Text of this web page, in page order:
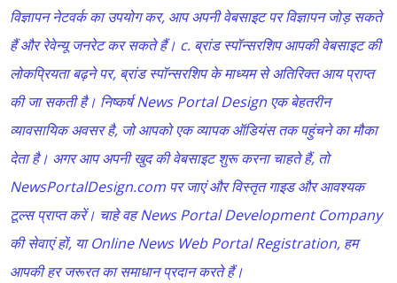
विज्ञापन नेटवर्क का उपयोग कर, आप अपनी वेबसाइट पर विज्ञापन जोड़ सकते
हैं और रेवेन्यू जनरेट कर सकते हैं। c. ब्रांड स्पॉन्सरशिप आपकी वेबसाइट की
लोकप्रियता बढ़ने पर, ब्रांड स्पॉन्सरशिप के माध्यम से अतिरिक्त आय प्राप्त
की जा सकती है। निष्कर्ष News Portal Design एक बेहतरीन
व्यावसायिक अवसर है, जो आपको एक व्यापक ऑडियंस तक पहुंचने का मौका
देता है। अगर आप अपनी खुद की वेबसाइट शुरू करना चाहते हैं, तो
NewsPortalDesign.com पर जाएं और विस्तृत गाइड और आवश्यक
टूल्स प्राप्त करें। चाहे वह News Portal Development Company
की सेवाएं हों, या Online News Web Portal Registration, हम
आपकी हर जरूरत का समाधान प्रदान करते हैं।